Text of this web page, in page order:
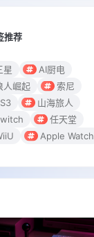
推荐
星
AI厨电
人崛起
索尼
山海旅人
任天堂
Apple Watch